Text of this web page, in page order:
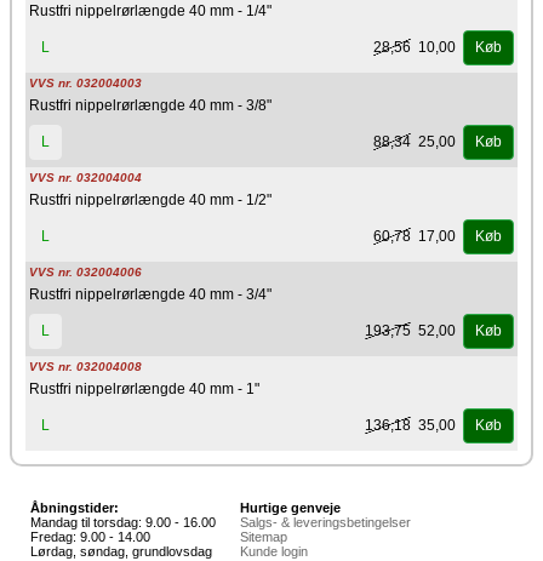
Rustfri nippelrørlængde 40 mm - 1/4"
L 28,56 10,00 Køb
VVS nr. 032004003
Rustfri nippelrørlængde 40 mm - 3/8"
L 88,34 25,00 Køb
VVS nr. 032004004
Rustfri nippelrørlængde 40 mm - 1/2"
L 60,78 17,00 Køb
VVS nr. 032004006
Rustfri nippelrørlængde 40 mm - 3/4"
L 193,75 52,00 Køb
VVS nr. 032004008
Rustfri nippelrørlængde 40 mm - 1"
L 136,18 35,00 Køb
Åbningstider:
Mandag til torsdag: 9.00 - 16.00
Fredag: 9.00 - 14.00
Lørdag, søndag, grundlovsdag
Hurtige genveje
Salgs- & leveringsbetingelser
Sitemap
Kunde login